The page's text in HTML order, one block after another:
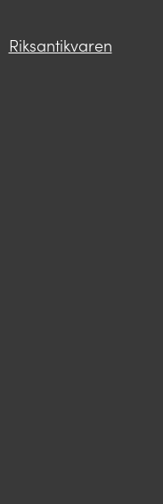
Riksantikvaren